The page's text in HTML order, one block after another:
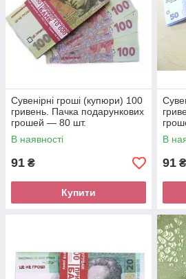
Сувенірні гроші (купюри) 100
гривень. Пачка подарункових
грошей — 80 шт.
В наявності
91 ₴
Купити
В
91 ₴